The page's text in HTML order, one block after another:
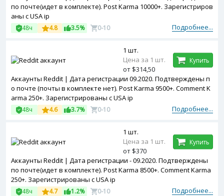
по почте(идет в комплекте). Post Karma 10000+. Зарегистриров
аны с USA ip
Подробнее...
48ч 4.8 3.5% 0-10
Аккаунты Reddit | Дата регистрации 09.2020. Подтверждены п
о почте (почты в комплекте нет). Post Karma 9500+. Comment K
arma 250+. Зарегистрированы с USA ip
Подробнее...
48ч 4.6 3.7% 0-10
1 шт.
Цена за 1 шт.
от $314,50
Купить
Аккаунты Reddit | Дата регистрации - 09.2020. Подтверждены
по почте(идет в комплекте). Post Karma 8500+. Comment Karma
250+. Зарегистрированы с USA ip
Подробнее...
48ч 4.7 1.2% 0-10
1 шт.
Цена за 1 шт.
от $370
Купить